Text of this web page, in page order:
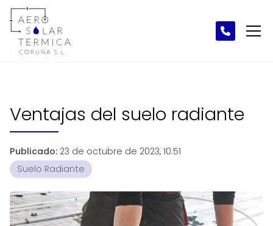
Ventajas del suelo radiante
Publicado: 23 de octubre de 2023, 10:51
Suelo Radiante